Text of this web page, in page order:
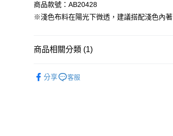
運送方式
每筆NT$60，滿NT$1,000(含以上)免運費
每筆NT$60，滿NT$1,000(含以上)免運費
商品款號：AB20428
※淺色布料在陽光下微透，建議搭配淺色內著
商品相關分類 (1)
分享
客服